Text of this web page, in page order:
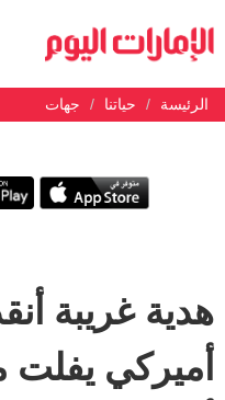
الرئيسة حياتنا جهات
هدية غريبة
أميركي يفلت